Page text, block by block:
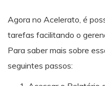
Agora no Acelerato, é
tarefas facilitando o
Para saber mais sobre
seguintes passos: